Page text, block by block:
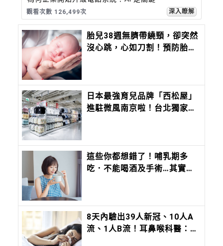
觀看次數 126,499次 深入瞭解
胎兒38週無臍帶繞頸，卻突然
沒心跳，心如刀割！預防胎死
日本最強育兒品牌「西松屋」
進駐微風南京啦！台北獨家限
這些你都想錯了！哺乳期多
吃．不能喝酒及手術…其實是
8天內驗出39人新冠、10人A
流、1人B流！耳鼻喉科醫：初